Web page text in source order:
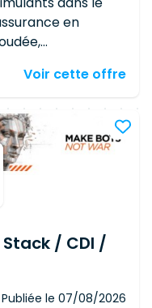
en
des
les concepteurs
les performances
et assurer la
utilisateurs
des flux
Apache Kafka
Voir cette offre
/ CDI /
Publiée le 07/08/2026